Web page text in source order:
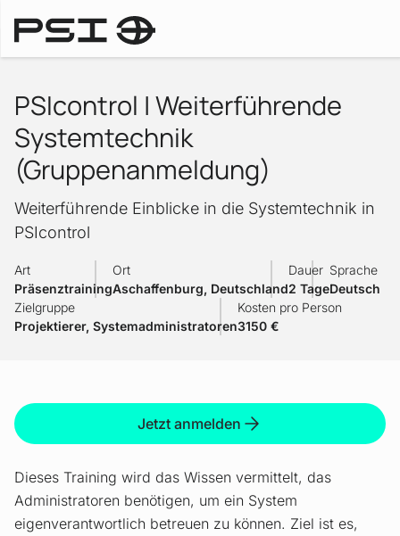
PSIcontrol | Weiterführende
Systemtechnik
(Gruppenanmeldung)
Weiterführende Einblicke in die Systemtechnik in
PSIcontrol
Art
Präsenztraining
Ort
Aschaffenburg, Deutschland
Dauer
2 Tage
Sprache
Deutsch
Zielgruppe
Projektierer, Systemadministratoren
Kosten pro Person
3150 €
Jetzt anmelden
Dieses Training wird das Wissen vermittelt, das
Administratoren benötigen, um ein System
eigenverantwortlich betreuen zu können. Ziel ist es,